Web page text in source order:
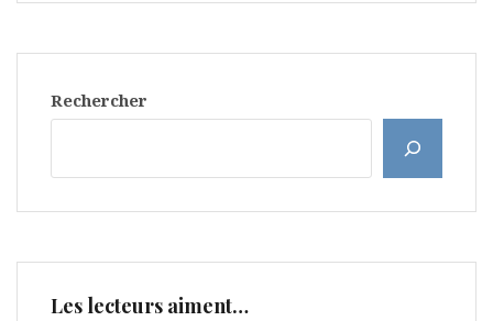
Rechercher
Les lecteurs aiment…